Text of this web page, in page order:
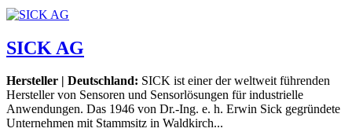
SICK AG
Hersteller | Deutschland: SICK ist einer der weltweit führenden
Hersteller von Sensoren und Sensorlösungen für industrielle
Anwendungen. Das 1946 von Dr.-Ing. e. h. Erwin Sick gegründete
Unternehmen mit Stammsitz in Waldkirch...